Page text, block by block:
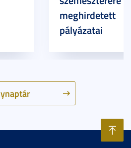
meghirdetett
pályázatai